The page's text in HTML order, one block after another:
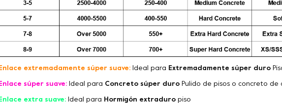
extremadamente súper suave: Ideal para Extremadamente súper duro
súper suave: Ideal para Concreto súper duro Pulido de pisos o concreto de
extra suave: Ideal para Hormigón extraduro piso